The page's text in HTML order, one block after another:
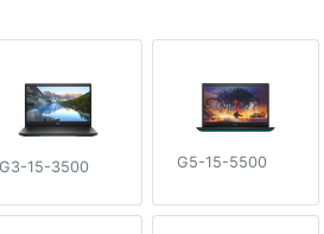
G3-15-3500 G5-15-5500